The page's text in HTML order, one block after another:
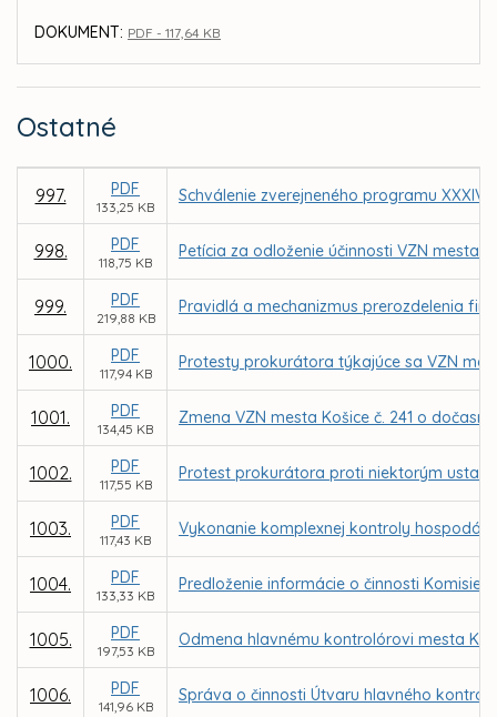
DOKUMENT: PDF - 117,64 KB
Ostatné
997. PDF
133,25 KB
Schválenie zverejneného programu
998. PDF
118,75 KB
Petícia za odloženie účinnosti VZN mesta
999. PDF
219,88 KB
Pravidlá a mechanizmus prerozdelenia
1000. PDF
117,94 KB
Protesty prokurátora týkajúce sa VZN
1001. PDF
134,45 KB
Zmena VZN mesta Košice č. 241 o
1002. PDF
117,55 KB
Protest prokurátora proti niektorým
1003. PDF
117,43 KB
Vykonanie komplexnej kontroly
1004. PDF
133,33 KB
Predloženie informácie o činnosti
1005. PDF
197,53 KB
Odmena hlavnému kontrolórovi mesta
1006. PDF
141,96 KB
Správa o činnosti Útvaru hlavného